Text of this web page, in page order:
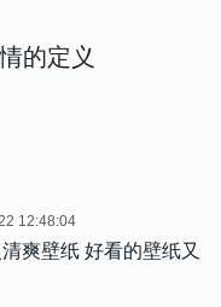
的定义
12:48:04
爽壁纸 好看的壁纸又